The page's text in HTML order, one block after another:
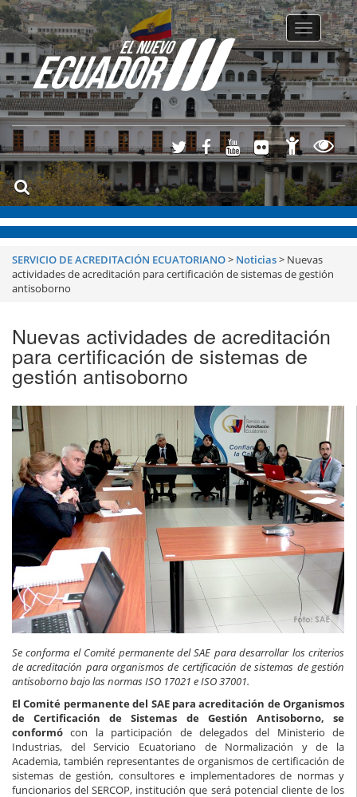
Toggle
SERVICIO DE ACREDITACIÓN ECUATORIANO> Noticias> Nuevas
actividades de acreditación para certificación de sistemas de gestión
antisoborno
Nuevas actividades de acreditación
para certificación de sistemas de
gestión antisoborno
Se conforma el Comité permanente del SAE para desarrollar los criterios
de acreditación para organismos de certificación de sistemas de gestión
antisoborno bajo las normas ISO 17021 e ISO 37001.
El Comité permanente del SAE para acreditación de Organismos
de Certificación de Sistemas de Gestión Antisoborno, se
conformó con la participación de delegados del Ministerio de
Industrias, del Servicio Ecuatoriano de Normalización y de la
Academia, también representantes de organismos de certificación de
sistemas de gestión, consultores e implementadores de normas y
funcionarios del SERCOP, institución que será potencial cliente de los